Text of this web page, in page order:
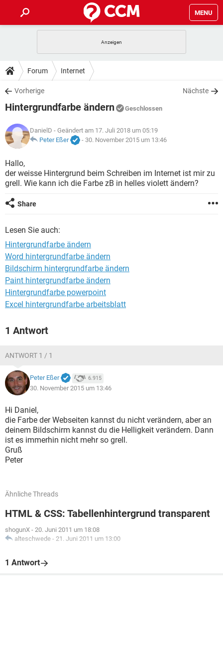
MENU
ANDROID
WINDOWS 10
WHATSAPP TIKTOK
FACEBOOK
TIPPS & TRICKS
SPIELE
WHATSAPP TIKTOK
FACEBOOK
DOWNLOADS
SPIELE STREAMING
ANDROID
WINDOWS 10 INSTAGRAM
WHATSAPP
FACEBOOK HARDWARE
SPIELE STREAMING
ANDROID
WINDOWS 10
WHATSAPP TIKTOK
FACEBOOK
LEXIKON
SPIELE
ANDROID IOS
WHATSAPP
FACEBOOK
Forum Internet
Vorherige Nächste
Hintergrundfarbe ändern Geschlossen
DanielD - Geändert am 17. Juli 2018 um 05:19
Peter Eßer
- 30. November 2015 um 13:46
Hallo,
der weisse Hintergrund beim Schreiben im Internet ist mir zu
grell. Wie kann ich die Farbe zB in helles violett ändern?
Share
Lesen Sie auch:
Hintergrundfarbe ändern
Word hintergrundfarbe ändern
Bildschirm hintergrundfarbe ändern
Paint hintergrundfarbe ändern
Hintergrundfarbe powerpoint
Excel hintergrundfarbe arbeitsblatt
1 Antwort
ANTWORT 1 / 1
Peter Eßer 6.915
30. November 2015 um 13:46
Hi Daniel,
die Farbe der Webseiten kannst du nicht verändern, aber an
deinem Bildschirm kannst du die Helligkeit verändern. Dann
ist es immerhin nicht mehr so grell.
Gruß
Peter
Ähnliche Threads
HTML & CSS: Tabellenhintergrund transparent
shogunX - 20. Juni 2011 um 18:08
alteschwede - 21. Juni 2011 um 13:00
1 Antwort